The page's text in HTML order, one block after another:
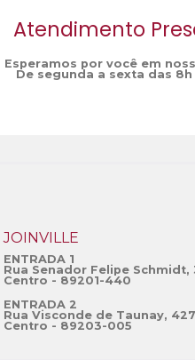
Atendimento
Esperamos por você em
De segunda a sexta das 8h
JOINVILLE
ENTRADA 1
Rua Senador Felipe Schmidt,
Centro - 89201-440
ENTRADA 2
Rua Visconde de Taunay, 427
Centro - 89203-005